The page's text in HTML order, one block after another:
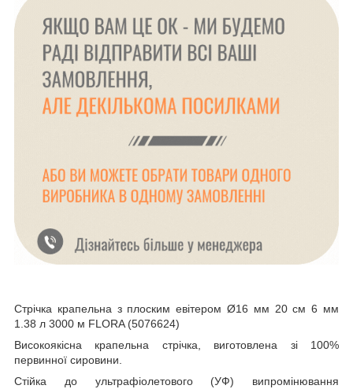
Стрічка крапельна з плоским евітером Ø16 мм 20 см 6 мм
1.38 л 3000 м FLORA (5076624)
Високоякісна крапельна стрічка, виготовлена зі 100%
первинної сировини.
Стійка до ультрафіолетового (УФ) випромінювання